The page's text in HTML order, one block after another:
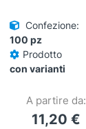
Confezione:
100 pz
Prodotto
con varianti
A partire da:
11,20€